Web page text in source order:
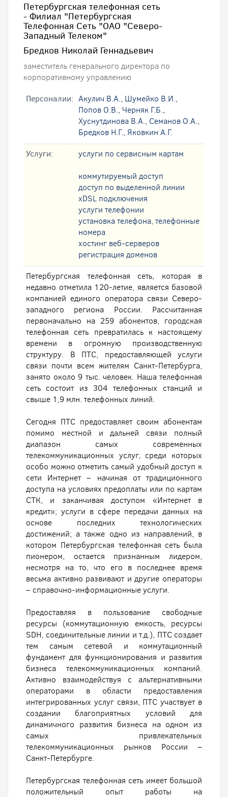
Петербургская телефонная сеть
- Филиал "Петербургская
Телефонная Сеть "ОАО "Северо-
Западный Телеком"
Бредков Николай Геннадьевич
заместитель генерального директора по
корпоративному управлению
Персоналии: Акулич В.А., Шумейко В.И.,
Попов О.В., Черняк Г.Б.,
Хуснутдинова В.А., Семанов О.А.,
Бредков Н.Г., Яковкин А.Г.
Услуги:
услуги по сервисным картам
коммутируемый доступ
доступ по выделенной линии
xDSL подключения
услуги телефонии
установка телефона, телефонные
номера
хостинг веб-серверов
регистрация доменов
Петербургская телефонная сеть, которая в
недавно отметила 120-летие, является базовой
компанией единого оператора связи Северо-
западного региона России. Рассчитанная
первоначально на 259 абонентов, городская
телефонная сеть превратилась к настоящему
времени в огромную производственную
структуру. В ПТС, предоставляющей услуги
связи почти всем жителям Санкт-Петербурга,
занято около 9 тыс. человек. Наша телефонная
сеть состоит из 304 телефонных станций и
свыше 1,9 млн. телефонных линий.
Сегодня ПТС предоставляет своим абонентам
помимо местной и дальней связи полный
диапазон самых современных
телекоммуникационных услуг, среди которых
особо можно отметить самый удобный доступ к
сети Интернет – начиная от традиционного
доступа на условиях предоплаты или по картам
СТК, и заканчивая доступом «Интернет в
кредит»; услуги в сфере передачи данных на
основе последних технологических
достижений; а также одно из направлений, в
котором Петербургская телефонная сеть была
пионером, остается признанным лидером,
несмотря на то, что его в последнее время
весьма активно развивают и другие операторы
– справочно-информационные услуги.
Предоставляя в пользование свободные
ресурсы (коммутационную емкость, ресурсы
SDH, соединительные линии и т.д.), ПТС создает
тем самым сетевой и коммутационный
фундамент для функционирования и развития
бизнеса телекоммуникационных компаний.
Активно взаимодействуя с альтернативными
операторами в области предоставления
интегрированных услуг связи, ПТС участвует в
создании благоприятных условий для
динамичного развития бизнеса на одном из
самых привлекательных
телекоммуникационных рынков России –
Санкт-Петербурге.
Петербургская телефонная сеть имеет большой
положительный опыт работы на